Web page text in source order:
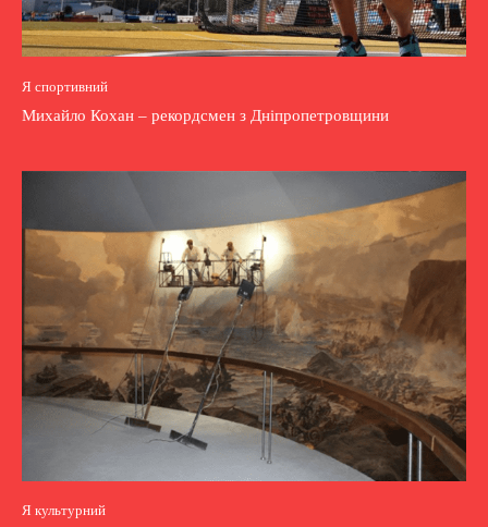
Я спортивний
Михайло Кохан – рекордсмен з Дніпропетровщини
Я культурний